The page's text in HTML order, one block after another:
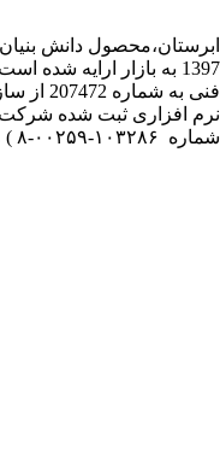
ابرستان،محصول دانش
1397 به بازار ارایه
فنی
نرم افزاری ثبت شده
شماره ۱۰۳۲۸۶-۰۰۲۵۹-۸ ) می باشد.